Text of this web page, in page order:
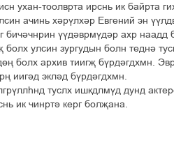
óõàí-òîîëâðòà èðñíü èê áàéðòà
à÷èíü õ³ð¢ëõ³ð Åâãåíèé ýí
áè÷³÷íðèí ¢¢ä³âðì¢ä³ð àõð íààää
áîëõ óëñèí çóðãóäûí áîëí òåäí³
áîëõ àðõèâ òèèãš á¢ðä³ãäõìí.
èèã³ä ýêë³ä á¢ðä³ãäõìí.
òóñëõ èøêäëì¢ä äóíä
èê ÷èíðò³ êåðã áîëšàíà.